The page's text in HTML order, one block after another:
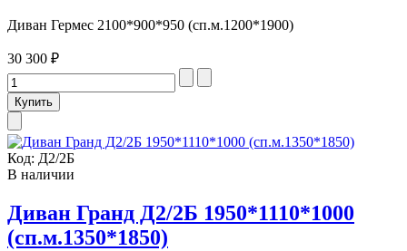
Диван Гермес 2100*900*950 (сп.м.1200*1900)
30 300 ₽
Код: Д2/2Б
В наличии
Диван Гранд Д2/2Б 1950*1110*1000
(сп.м.1350*1850)